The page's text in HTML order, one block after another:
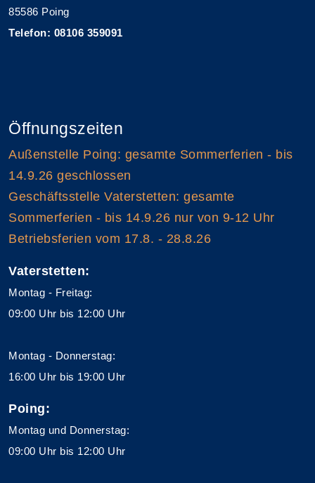
85586 Poing
Telefon: 08106 359091
Öffnungszeiten
Außenstelle Poing: gesamte Sommerferien - bis
14.9.26 geschlossen
Geschäftsstelle Vaterstetten: gesamte
Sommerferien - bis 14.9.26 nur von 9-12 Uhr
Betriebsferien vom 17.8. - 28.8.26
Vaterstetten:
Montag - Freitag:
09:00 Uhr bis 12:00 Uhr
Montag - Donnerstag:
16:00 Uhr bis 19:00 Uhr
Poing:
Montag und Donnerstag:
09:00 Uhr bis 12:00 Uhr